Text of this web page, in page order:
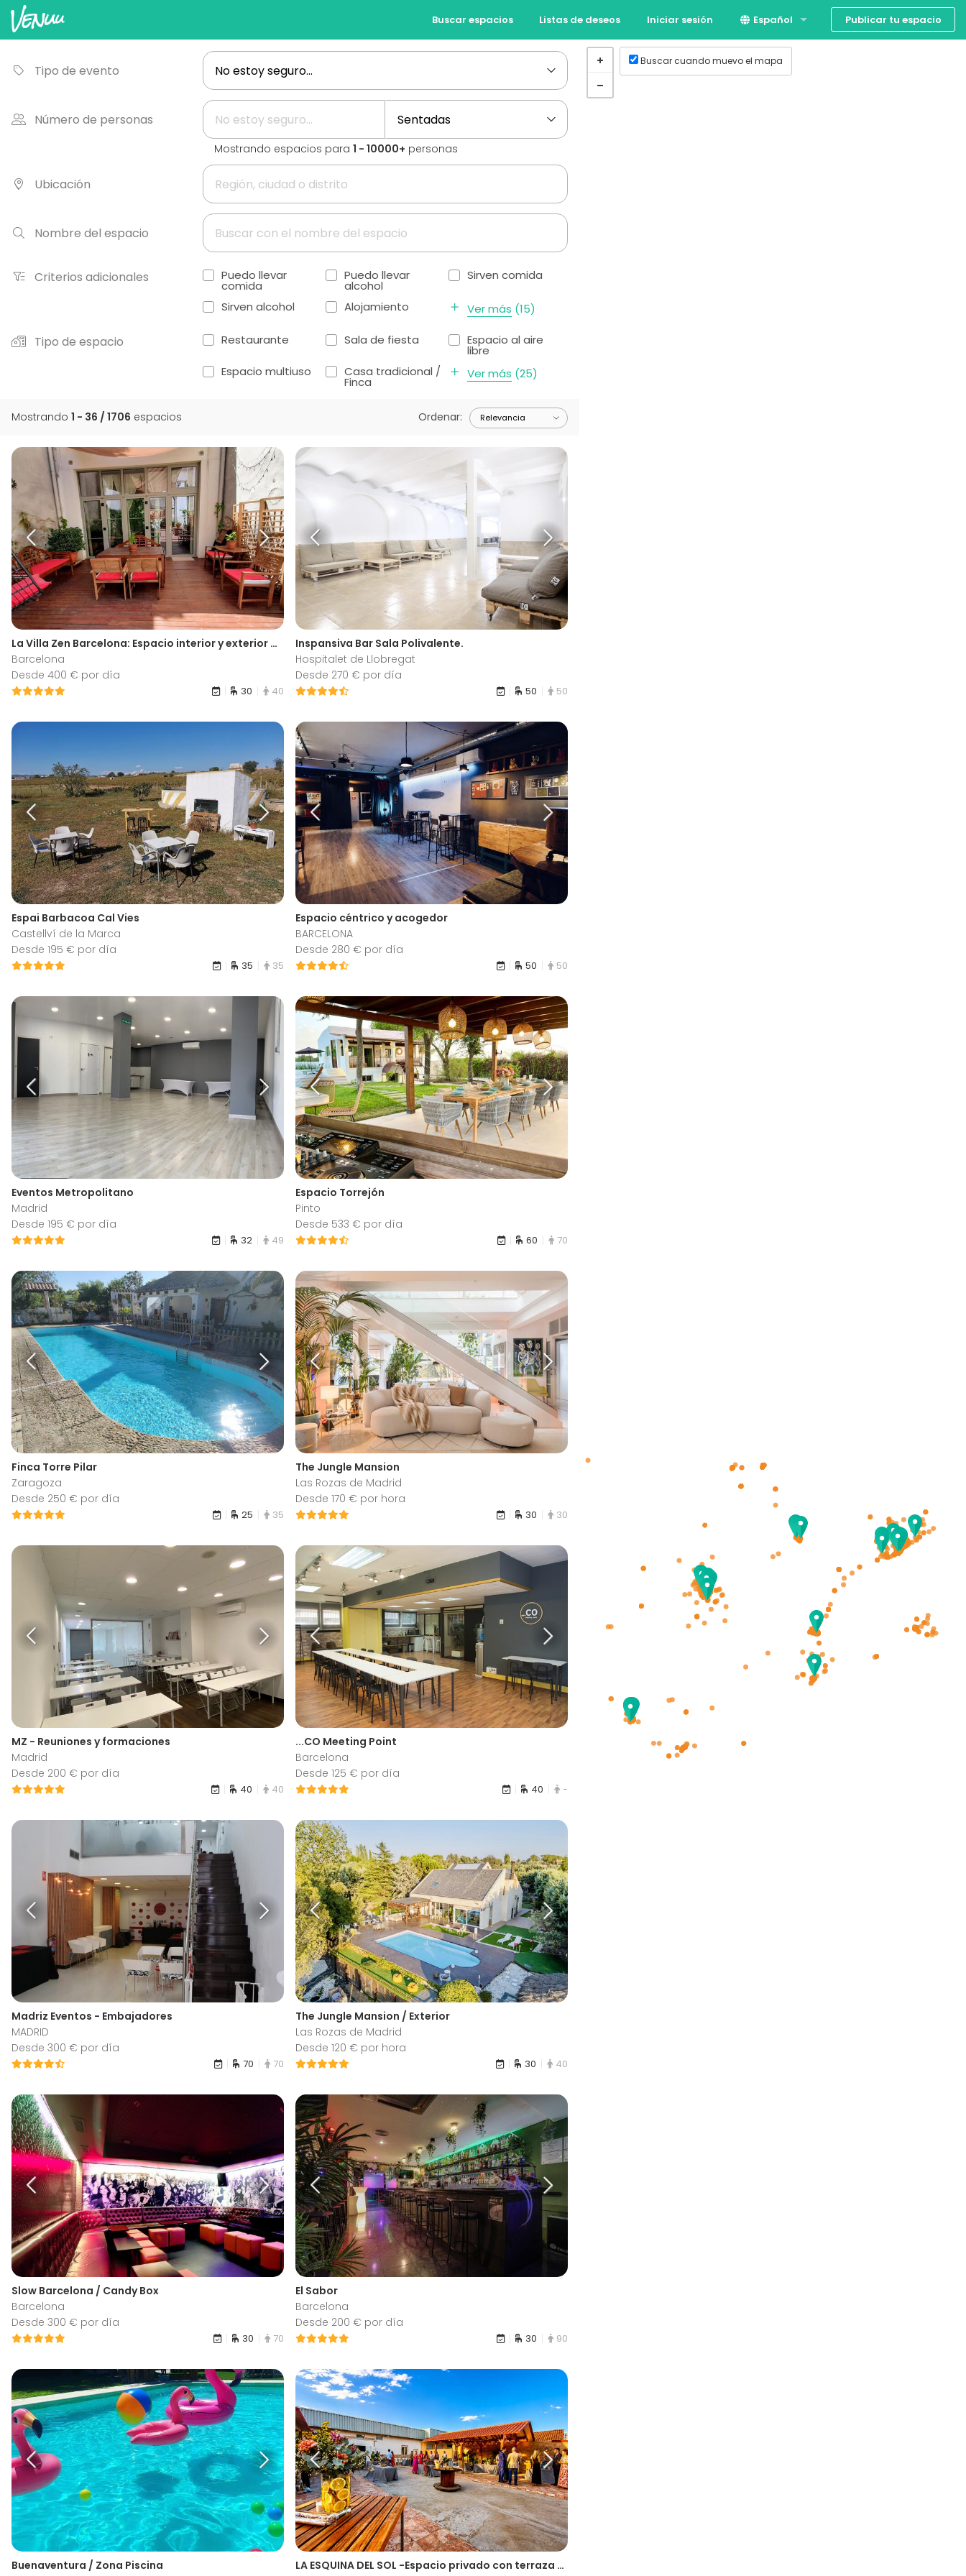
Buscar espacios Listas de deseos Iniciar sesión Español
English
Publicar tu espacio
Tipo de evento
Número de personas
Mostrando espacios para1 - 10000+ personas
Ubicación
Nombre del espacio
Criterios adicionales Puedo llevar
comida
Puedo llevar
alcohol
Sirven comida
Sirven alcohol Alojamiento Ver más (15)
Tipo de espacio Restaurante Sala de fiesta Espacio al aire
libre
Espacio multiuso
Casa tradicional /
Finca
Ver más (25)
Mostrando 1 - 36 / 1706 espacios Ordenar:
La Villa Zen Barcelona: Espacio interior y exterior para eventos en Gracia, Barcelona
Barcelona
Desde 400 € por día
30 40
Inspansiva Bar Sala Polivalente.
Hospitalet de Llobregat
Desde 270 € por día
50 50
Espai Barbacoa Cal Vies
Castellví de la Marca
Desde 195 € por día
35 35
Espacio céntrico y acogedor
BARCELONA
Desde 280 € por día
50 50
Eventos Metropolitano
Madrid
Desde 195 € por día
32 49
Espacio Torrejón
Pinto
Desde 533 € por día
60 70
Finca Torre Pilar
Zaragoza
Desde 250 € por día
25 35
The Jungle Mansion
Las Rozas de Madrid
Desde 170 € por hora
30 30
MZ - Reuniones y formaciones
Madrid
Desde 200 € por día
40 40
...CO Meeting Point
Barcelona
Desde 125 € por día
40 -
Madriz Eventos - Embajadores
MADRID
Desde 300 € por día
70 70
The Jungle Mansion / Exterior
Las Rozas de Madrid
Desde 120 € por hora
30 40
Slow Barcelona / Candy Box
Barcelona
Desde 300 € por día
30 70
El Sabor
Barcelona
Desde 200 € por día
30 90
Buenaventura / Zona Piscina
LA ESQUINA DEL SOL -Espacio privado con terraza y barbacoa para celebraciones familiares y eventos a medida en el Aljarafe-
Buscar cuando muevo el mapa